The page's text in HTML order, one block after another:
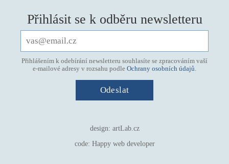
Přihlásit se k odběru newsletteru
Přihlášením k odebírání newsletteru souhlasíte se zpracováním vaší
e-mailové adresy v rozsahu podle Ochrany osobních údajů.
design: artLab.cz
code: Happy web developer